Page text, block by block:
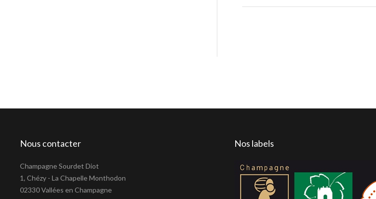
Nous contacter
Champagne Sourdet Diot
1, Chézy - La Chapelle Monthodon
02330 Vallées en Champagne
Nos labels